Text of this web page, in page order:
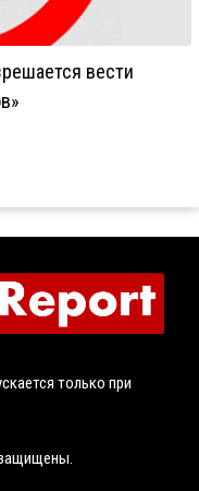
вести
только при